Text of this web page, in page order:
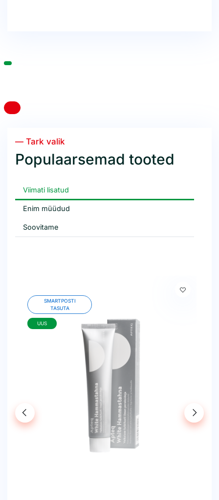
— Tark valik
Populaarsemad tooted
Viimati lisatud
Enim müüdud
Soovitame
SMARTPOSTI
TASUTA
UUS